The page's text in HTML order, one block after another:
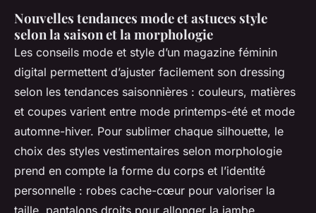
Nouvelles tendances mode et astuces style
selon la saison et la morphologie
Les conseils mode et style d’un magazine féminin
digital permettent d’ajuster facilement son dressing
selon les tendances saisonnières : couleurs, matières
et coupes varient entre mode printemps-été et mode
automne-hiver. Pour sublimer chaque silhouette, le
choix des styles vestimentaires selon morphologie
prend en compte la forme du corps et l’identité
personnelle : robes cache-cœur pour valoriser la
taille, pantalons droits pour allonger la jambe.